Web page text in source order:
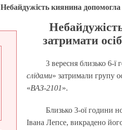
Небайдужість киянина допомогла
затримати
3 вересня близько 6-
слідами» затримали групу
«ВАЗ-2101».
Близько 3-ої години
Івана Лепсе, викрадено